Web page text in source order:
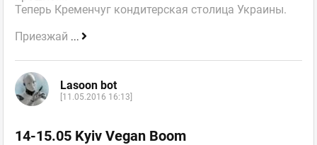
Теперь Кременчуг кондитерская столица Украины.
Приезжай ...
Lasoon bot
[11.05.2016 16:13]
14-15.05 Kyiv Vegan Boom